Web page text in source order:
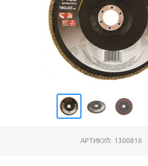
АРТИКУЛ: 1300816